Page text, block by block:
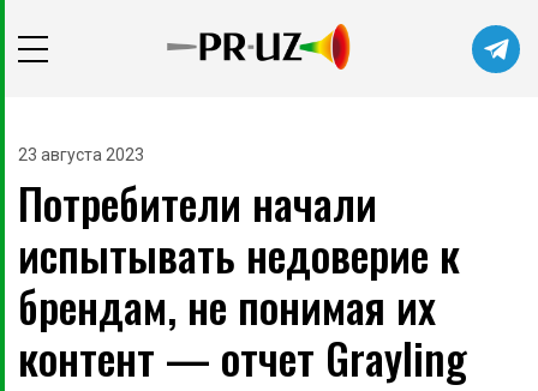
23 августа 2023
Потребители начали
испытывать недоверие к
брендам, не понимая их
контент — отчет Grayling